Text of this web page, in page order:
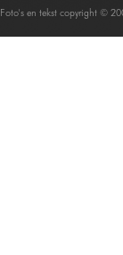
Foto's en tekst copyright ©